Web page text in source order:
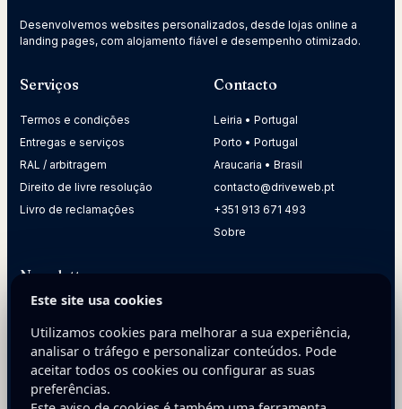
Desenvolvemos websites personalizados, desde lojas online a
landing pages, com alojamento fiável e desempenho otimizado.
Serviços
Termos e condições
Entregas e serviços
RAL / arbitragem
Direito de livre resolução
Livro de reclamações
Contacto
Leiria • Portugal
Porto • Portugal
Araucaria • Brasil
contacto@driveweb.pt
+351 913 671 493
Sobre
Newsletter
sua empresa.
E-mail
Este site usa cookies
Utilizamos cookies para melhorar a sua experiência,
analisar o tráfego e personalizar conteúdos. Pode
aceitar todos os cookies ou configurar as suas
preferências.